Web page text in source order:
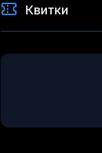
Квитки